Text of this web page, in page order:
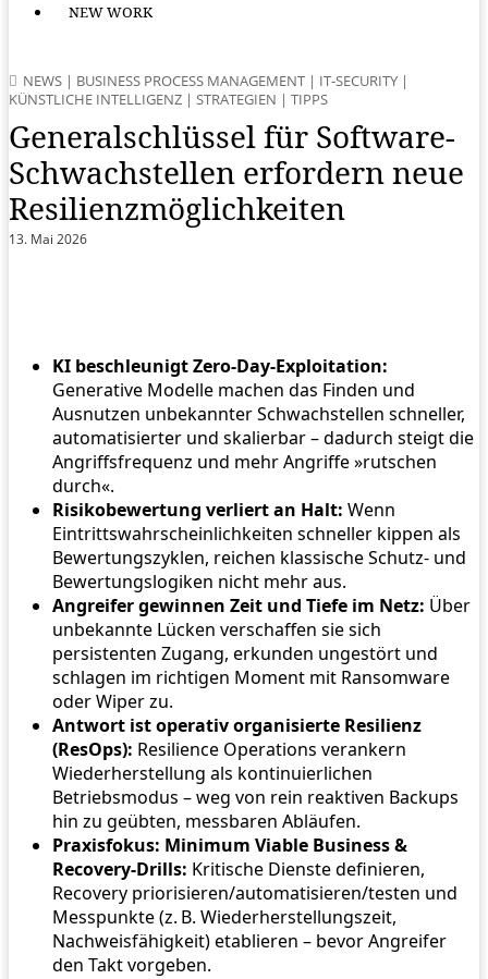
NEW WORK
NEWS | BUSINESS PROCESS MANAGEMENT | IT-SECURITY |
KÜNSTLICHE INTELLIGENZ | STRATEGIEN | TIPPS
Generalschlüssel für Software-
Schwachstellen erfordern neue
Resilienzmöglichkeiten
13. Mai 2026
KI beschleunigt Zero-Day-Exploitation:
Generative Modelle machen das Finden und
Ausnutzen unbekannter Schwachstellen schneller,
automatisierter und skalierbar – dadurch steigt die
Angriffsfrequenz und mehr Angriffe »rutschen
durch«.
Risikobewertung verliert an Halt: Wenn
Eintrittswahrscheinlichkeiten schneller kippen als
Bewertungszyklen, reichen klassische Schutz- und
Bewertungslogiken nicht mehr aus.
Angreifer gewinnen Zeit und Tiefe im Netz: Über
unbekannte Lücken verschaffen sie sich
persistenten Zugang, erkunden ungestört und
schlagen im richtigen Moment mit Ransomware
oder Wiper zu.
Antwort ist operativ organisierte Resilienz
(ResOps): Resilience Operations verankern
Wiederherstellung als kontinuierlichen
Betriebsmodus – weg von rein reaktiven Backups
hin zu geübten, messbaren Abläufen.
Praxisfokus: Minimum Viable Business &
Recovery-Drills: Kritische Dienste definieren,
Recovery priorisieren/automatisieren/testen und
Messpunkte (z. B. Wiederherstellungszeit,
Nachweisfähigkeit) etablieren – bevor Angreifer
den Takt vorgeben.